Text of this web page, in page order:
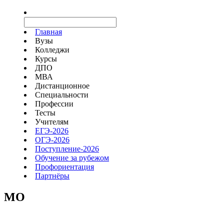
Главная
Вузы
Колледжи
Курсы
ДПО
МВА
Дистанционное
Специальности
Профессии
Тесты
Учителям
ЕГЭ-2026
ОГЭ-2026
Поступление-2026
Обучение за рубежом
Профориентация
Партнёры
MO